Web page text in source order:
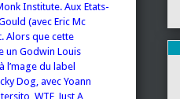
Institute. Aux Etats-
(avec Eric Mc
Alors que cette
un Godwin Louis
du label
Dog, avec Yoann
WTF, Just A